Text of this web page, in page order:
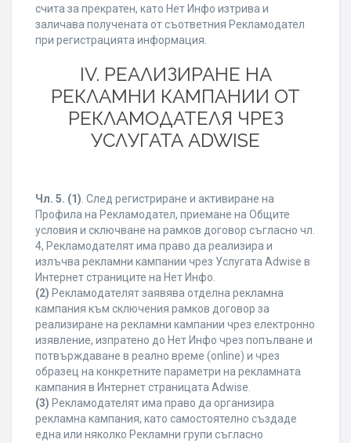
счита за прекратен, като Нет Инфо изтрива и
заличава получената от съответния Рекламодател
при регистрацията информация.
IV. РЕАЛИЗИРАНЕ НА
РЕКЛАМНИ КАМПАНИИ ОТ
РЕКЛАМОДАТЕЛЯ ЧРЕЗ
УСЛУГАТА ADWISE
Чл. 5. (1) . След регистриране и активиране на
Профила на Рекламодател, приемане на Общите
условия и сключване на рамков договор съгласно чл.
4, Рекламодателят има право да реализира и
излъчва рекламни кампании чрез Услугата Adwise в
Интернет страниците на Нет Инфо.
(2) Рекламодателят заявява отделна рекламна
кампания към сключения рамков договор за
реализиране на рекламни кампании чрез електронно
изявление, изпратено до Нет Инфо чрез попълване и
потвърждаване в реално време (online) и чрез
образец на конкретните параметри на рекламната
кампания в Интернет страницата Adwise.
(3) Рекламодателят има право да организира
рекламна кампания, като самостоятелно създаде
една или няколко Рекламни групи съгласно